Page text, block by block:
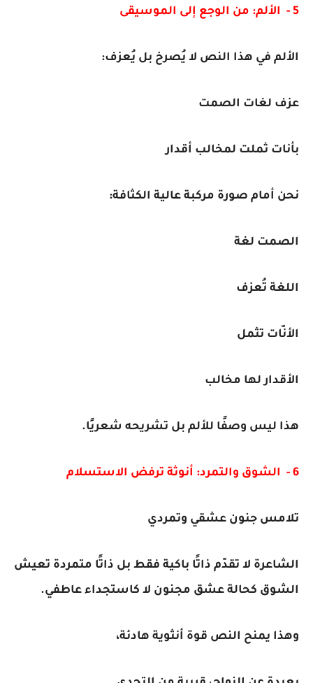
5 - الألم: من الوجع إلى الموسيقى
الألم في هذا النص لا يُصرخ بل يُعزف:
عزف لغات الصمت
بأنات ثملت لمخالب أقدار
نحن أمام صورة مركبة عالية الكثافة:
الصمت لغة
اللغة تُعزف
الأنّات تثمل
الأقدار لها مخالب
هذا ليس وصفًا للألم بل تشريحه شعريًا.
6 - الشوق والتمرد: أنوثة ترفض الاستسلام
تلامس جنون عشقي وتمردي
الشاعرة لا تقدّم ذاتًا باكية فقط بل ذاتًا متمردة تعيش
الشوق كحالة عشق مجنون لا كاستجداء عاطفي.
وهذا يمنح النص قوة أنثوية هادئة،